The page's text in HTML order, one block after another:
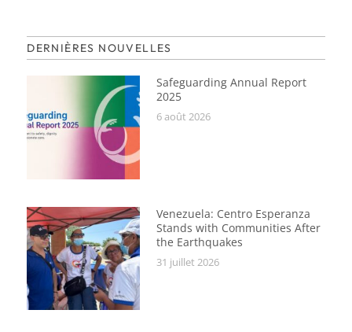
DERNIÈRES NOUVELLES
Safeguarding Annual Report
2025
6 août 2026
Venezuela: Centro Esperanza
Stands with Communities After
the Earthquakes
31 juillet 2026